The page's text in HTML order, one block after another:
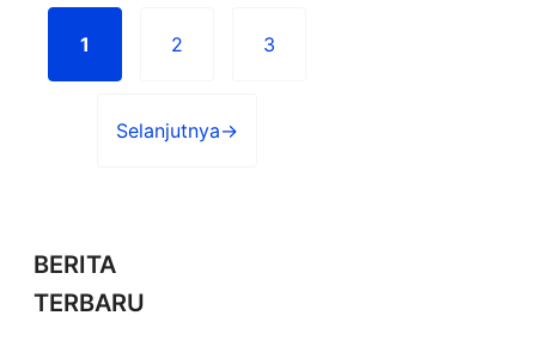
Halaman
1
Halaman
2
Halaman
3
Selanjutnya→
BERITA
TERBARU